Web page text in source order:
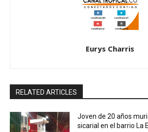
Eurys Charris
RELATED ARTICLES
Joven de 20 años
sicarial en el barrio La